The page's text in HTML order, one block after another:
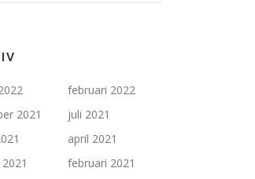
februari 2022
2021
juli 2021
april 2021
februari 2021